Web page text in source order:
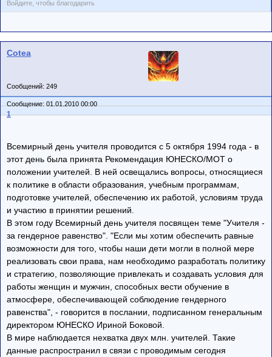
Войдите, чтобы благодарить
Cotea
Сообщений: 249
Сообщение: 01.01.2010 00:00
1
Всемирный день учителя проводится с 5 октября 1994 года - в
этот день была принята Рекомендация ЮНЕСКО/МОТ о
положении учителей. В ней освещались вопросы, относящиеся
к политике в области образования, учебным программам,
подготовке учителей, обеспечению их работой, условиям труда
и участию в принятии решений.
В этом году Всемирный день учителя посвящен теме "Учителя -
за гендерное равенство". "Если мы хотим обеспечить равные
возможности для того, чтобы наши дети могли в полной мере
реализовать свои права, нам необходимо разработать политику
и стратегию, позволяющие привлекать и создавать условия для
работы женщин и мужчин, способных вести обучение в
атмосфере, обеспечивающей соблюдение гендерного
равенства", - говорится в послании, подписанном генеральным
директором ЮНЕСКО Ириной Боковой.
В мире наблюдается нехватка двух млн. учителей. Такие
данные распространил в связи с проводимым сегодня